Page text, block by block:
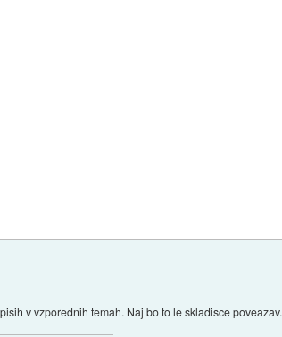
v vzporednih temah. Naj bo to le skladisce poveazav.